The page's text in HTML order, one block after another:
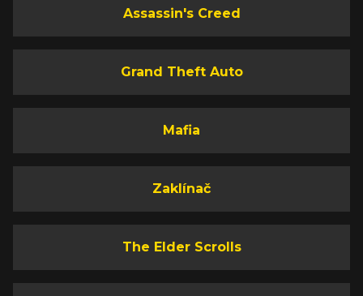
Assassin's Creed
Grand Theft Auto
Mafia
Zaklínač
The Elder Scrolls